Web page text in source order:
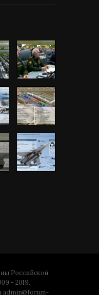
Российской
- 2019.
admin@forum-